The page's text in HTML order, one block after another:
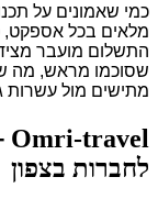
כמי שאמונים על
מלאים בכל אספקט,
התשלום מועבר
שסוכמו מראש, מה
מתישים מול עשרות
Omri-travel
–
לחברות בצפון